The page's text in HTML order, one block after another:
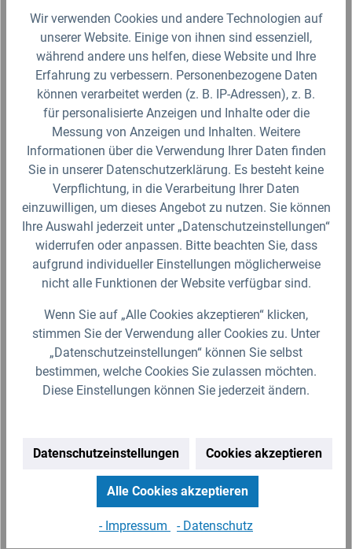
IBC S60x6 DN50 Alveolit PE-Schaumdichtung
Passend für IBC Adapter S60x6 60mm (DN50)
Grobgewinde des Herstellers SCHÜTZ oder
baugleiche Auslaufarmaturen. DN = 44mm; D =
55mm; W = 5,5mm ACHTUNG! Nicht passend…
2,99 €*
Lieferzeit 2-3 Werktage (Versand mit DHL Paket)
Zum Artikel
Produktgalerie überspringen
Ähnliche Artikel
Tipp!
Wir verwenden Cookies und andere Technologien auf
unserer Website. Einige von ihnen sind essenziell,
während andere uns helfen, diese Website und Ihre
Erfahrung zu verbessern. Personenbezogene Daten
können verarbeitet werden (z. B. IP-Adressen), z. B.
für personalisierte Anzeigen und Inhalte oder die
Messung von Anzeigen und Inhalten. Weitere
Informationen über die Verwendung Ihrer Daten finden
Sie in unserer Datenschutzerklärung. Es besteht keine
Verpflichtung, in die Verarbeitung Ihrer Daten
einzuwilligen, um dieses Angebot zu nutzen. Sie können
Ihre Auswahl jederzeit unter „Datenschutzeinstellungen“
widerrufen oder anpassen. Bitte beachten Sie, dass
aufgrund individueller Einstellungen möglicherweise
nicht alle Funktionen der Website verfügbar sind.
Wenn Sie auf „Alle Cookies akzeptieren“ klicken,
stimmen Sie der Verwendung aller Cookies zu. Unter
„Datenschutzeinstellungen“ können Sie selbst
bestimmen, welche Cookies Sie zulassen möchten.
Diese Einstellungen können Sie jederzeit ändern.
Datenschutzeinstellungen Cookies akzeptieren
Alle Cookies akzeptieren
- Impressum - Datenschutz